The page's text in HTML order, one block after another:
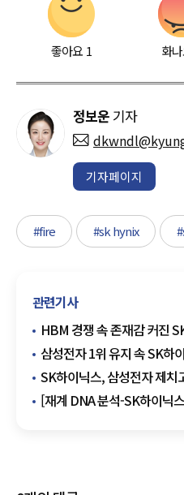
좋아요 1 화
정보운 기자
기자페이지
#fire #sk hynix
관련기사
HBM 경쟁 속 존재감 커진
중요성 부각
삼성전자 1위 유지 속 SK
판도 재편
SK하이닉스, 삼성전자 제
반도체 슈퍼사이클 영향
[재계 DNA 분석-SK하이닉